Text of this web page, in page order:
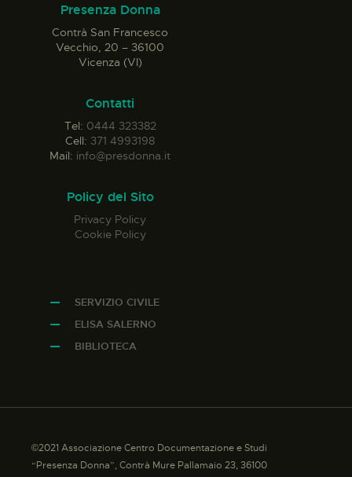
Presenza Donna
Contrà San Francesco
Vecchio, 20 – 36100
Vicenza (VI)
Contatti
Tel: 0444 323382
Cell: 371 4993198
Mail: info@presdonna.it
Policy del Sito
Privacy Policy
Cookie Policy
SERVIZIO CIVILE
ELISA SALERNO
BIBLIOTECA
©2021 Associazione Centro Documentazione e Studi
“Presenza Donna”, Contrà Mure Pallamaio 23, 36100